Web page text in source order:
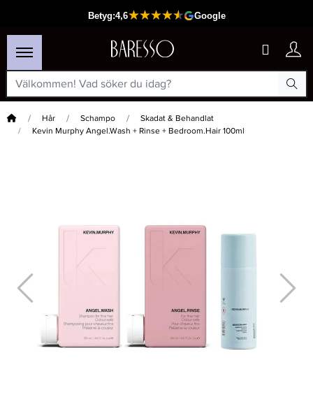
Hem Hår Schampo
Skadat & Behandlat
Kevin Murphy Angel.Wash + Rinse + Bedroom.Hair 100ml
Kevin Murphy Session Spray Flex 400ml - Hårspray